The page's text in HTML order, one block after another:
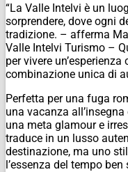
“La Valle Intelvi è un
sorprendere, dove ogni
tradizione. – afferma
Valle Intelvi Turismo –
per vivere
combinazione unica di
Perfetta per una fuga
una vacanza
una meta glamour e
traduce in un lusso
destinazione, ma uno
l’essenza del tempo ben